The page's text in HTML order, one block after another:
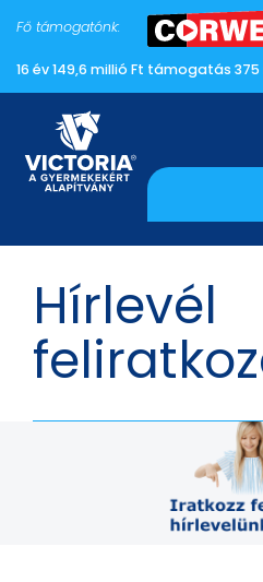
Fő támogatónk:
16 év 149,6 millió Ft támogatás
Hírlevél